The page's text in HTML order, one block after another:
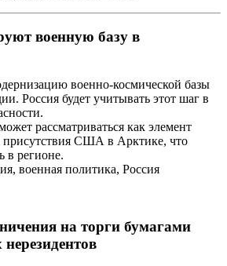
военную базу в
военно-космической базы
Россия будет учитывать этот шаг в
рассматриваться как элемент
присутствия США в Арктике, что
в регионе.
военная политика, Россия
на торги бумагами